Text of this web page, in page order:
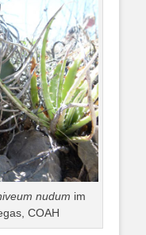
nudum im
COAH